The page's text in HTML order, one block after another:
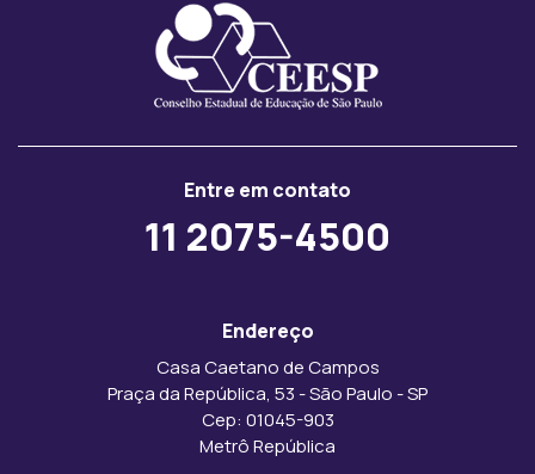
Entre em contato
11 2075-4500
Endereço
Casa Caetano de Campos
Praça da República, 53 - São Paulo - SP
Cep: 01045-903
Metrô República